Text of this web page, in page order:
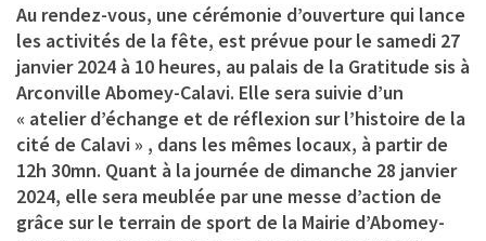
Au rendez-vous, une cérémonie d’ouverture qui lance
les activités de la fête, est prévue pour le samedi 27
janvier 2024 à 10 heures, au palais de la Gratitude sis à
Arconville Abomey-Calavi. Elle sera suivie d’un
« atelier d’échange et de réflexion sur l’histoire de la
cité de Calavi » , dans les mêmes locaux, à partir de
12h 30mn. Quant à la journée de dimanche 28 janvier
2024, elle sera meublée par une messe d’action de
grâce sur le terrain de sport de la Mairie d’Abomey-